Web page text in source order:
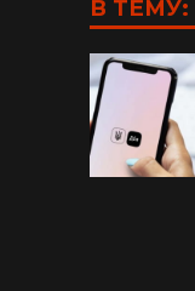
В ТЕМУ: